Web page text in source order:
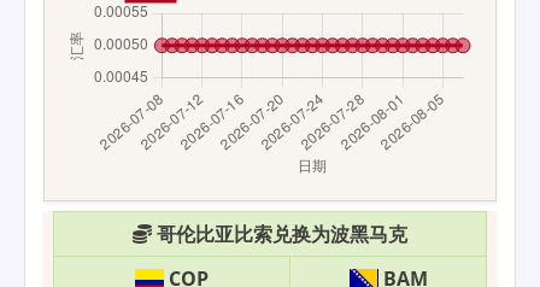
哥伦比亚比索兑换为波黑马克
COP
BAM